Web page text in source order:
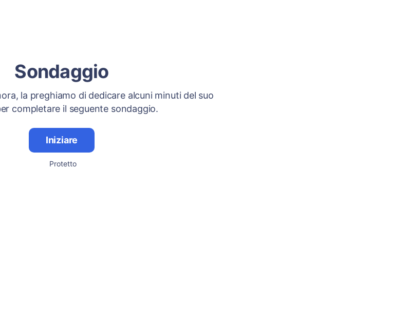
Sondaggio
la preghiamo di dedicare alcuni minuti del suo
completare il seguente sondaggio.
Iniziare
Protetto